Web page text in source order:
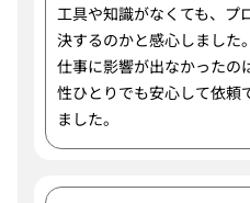
工具や知識がなくても、プ
決するのかと感心しました
仕事に影響が出なかったの
性ひとりでも安心して依頼
ました。